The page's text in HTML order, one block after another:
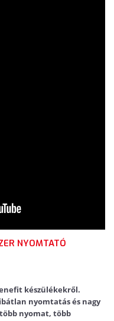
NYOMTATÓ
készülékekről.
nyomtatás és nagy
nyomat, több